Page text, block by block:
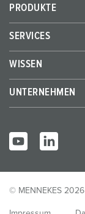
PRODUKTE
SERVICES
WISSEN
UNTERNEHMEN
© MENNEKES 2026